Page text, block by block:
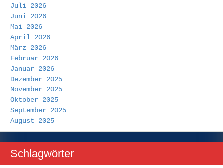
Juli 2026
Juni 2026
Mai 2026
April 2026
März 2026
Februar 2026
Januar 2026
Dezember 2025
November 2025
Oktober 2025
September 2025
August 2025
Schlagwörter